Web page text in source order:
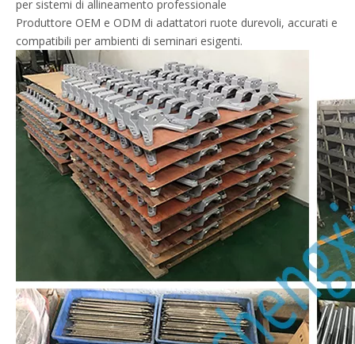
per sistemi di allineamento professionale
Produttore OEM e ODM di adattatori ruote durevoli, accurati e
compatibili per ambienti di seminari esigenti.